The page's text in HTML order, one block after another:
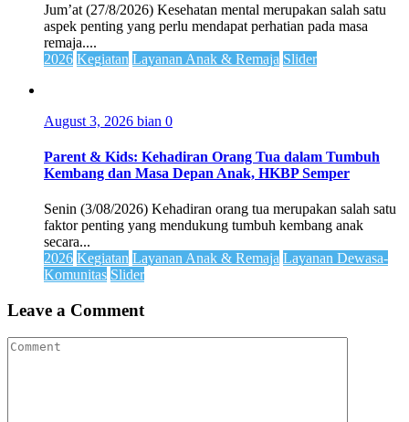
Jum’at (27/8/2026) Kesehatan mental merupakan salah satu
aspek penting yang perlu mendapat perhatian pada masa
remaja....
2026 Kegiatan Layanan Anak & Remaja Slider
August 3, 2026 bian 0
Parent & Kids: Kehadiran Orang Tua dalam Tumbuh
Kembang dan Masa Depan Anak, HKBP Semper
Senin (3/08/2026) Kehadiran orang tua merupakan salah satu
faktor penting yang mendukung tumbuh kembang anak
secara...
2026 Kegiatan Layanan Anak & Remaja Layanan Dewasa-
Komunitas Slider
Leave a Comment